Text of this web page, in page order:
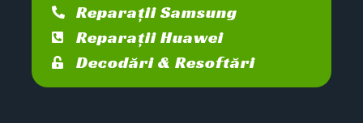
Reparații Samsung
Reparații Huawei
Decodări & Resoftări